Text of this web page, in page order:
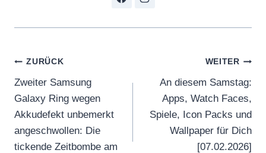
Beitragsnavigation
ZURÜCK
Zweiter Samsung
Galaxy Ring wegen
Akkudefekt unbemerkt
angeschwollen: Die
tickende Zeitbombe am
WEITER
An diesem Samstag:
Apps, Watch Faces,
Spiele, Icon Packs und
Wallpaper für Dich
[07.02.2026]